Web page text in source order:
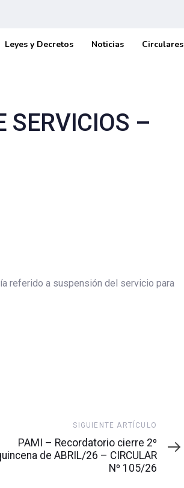
Leyes y Decretos Noticias Circulares
SERVICIOS –
suspensión del servicio para
artículo
SIGUIENTE ARTÍCULO
PAMI – Recordatorio cierre 2º
de ABRIL/26 – CIRCULAR
Nº 105/26